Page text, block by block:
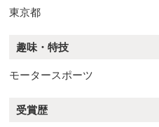
東京都
趣味・特技
モータースポーツ
受賞歴